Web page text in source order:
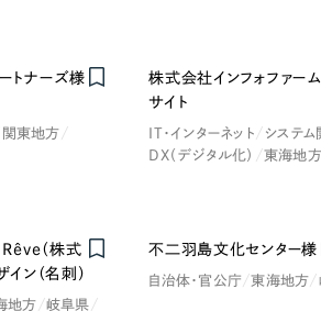
トナーズ様
関東地方
株式会社インフォファー
サイト
IT・インターネット
システム
DX（デジタル化）
東海地方
（株式
ン（名刺）
地方
岐阜県
不二羽島文化センター様
自治体・官公庁 東海地方